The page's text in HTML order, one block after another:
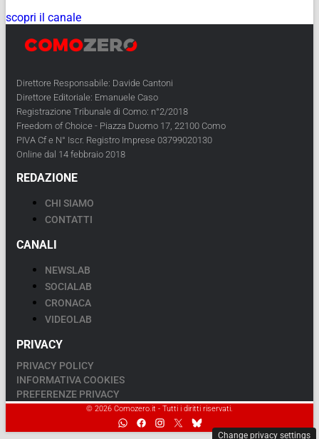
scopri il canale
Direttore Responsabile: Davide Cantoni
Direttore Editoriale: Emanuele Caso
Registrazione Tribunale di Como: n°2/2018
Freedom of Choice - Piazza Duomo 17, 22100 Como
PIVA Cf e N° Iscr. Registro Imprese 03799020130
Online dal 14 febbraio 2018
REDAZIONE
CHI SIAMO
CONTATTI
CANALI
NEWSLAB
SOCIALAB
CRONACA
VIDEOLAB
PRIVACY
PRIVACY POLICY
INFORMATIVA COOKIES
PREFERENZE PRIVACY
© 2026 Comozero.it - Tutti i diritti riservati.
Change privacy settings